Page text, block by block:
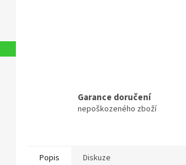
Garance doručení
nepoškozeného zboží
Popis Diskuze